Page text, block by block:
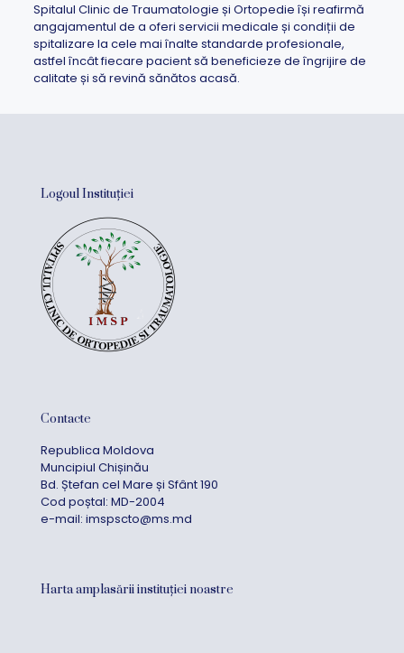
Spitalul Clinic de Traumatologie și Ortopedie își reafirmă
angajamentul de a oferi servicii medicale și condiții de
spitalizare la cele mai înalte standarde profesionale,
astfel încât fiecare pacient să beneficieze de îngrijire de
calitate și să revină sănătos acasă.
Logoul Instituției
Contacte
Republica Moldova
Muncipiul Chișinău
Bd. Ștefan cel Mare și Sfânt 190
Cod poștal: MD-2004
e-mail: imspscto@ms.md
Harta amplasării instituției noastre